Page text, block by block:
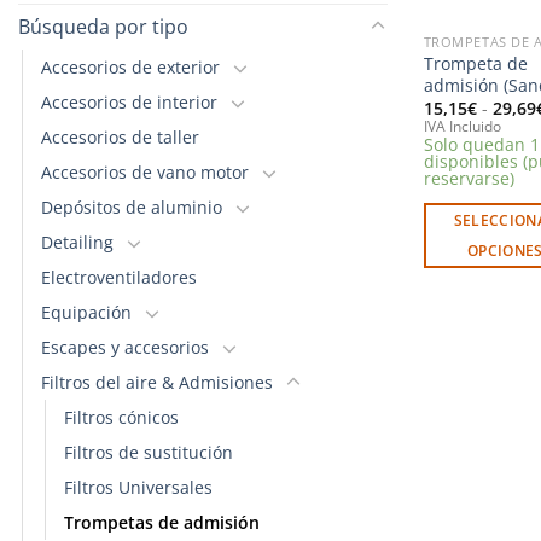
Búsqueda por tipo
Accesorios de exterior
Accesorios de interior
Accesorios de taller
Accesorios de vano motor
Depósitos de aluminio
Detailing
Electroventiladores
Equipación
Escapes y accesorios
Filtros del aire & Admisiones
Filtros cónicos
Filtros de sustitución
Filtros Universales
Trompetas de admisión
Trompeta de
admisión
15,15€ - 29,69
IVA Incluido
Solo quedan 1
disponibles
reservarse)
OPCIONES